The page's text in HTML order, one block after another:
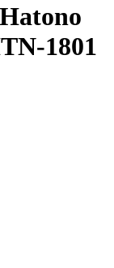
1801